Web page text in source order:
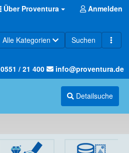
Über Proventura Anmelden
Alle Kategorien Suchen
0551 / 21 400 info@proventura.de
Detailsuche